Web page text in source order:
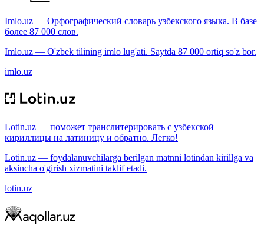
Imlo.uz — Орфографический словарь узбекского языка. В базе
более 87 000 слов.
Imlo.uz — O'zbek tilining imlo lug'ati. Saytda 87 000 ortiq so'z bor.
imlo.uz
Lotin.uz — поможет транслитерировать с узбекской
кириллицы на латиницу и обратно. Легко!
Lotin.uz — foydalanuvchilarga berilgan matnni lotindan kirillga va
aksincha o'girish xizmatini taklif etadi.
lotin.uz